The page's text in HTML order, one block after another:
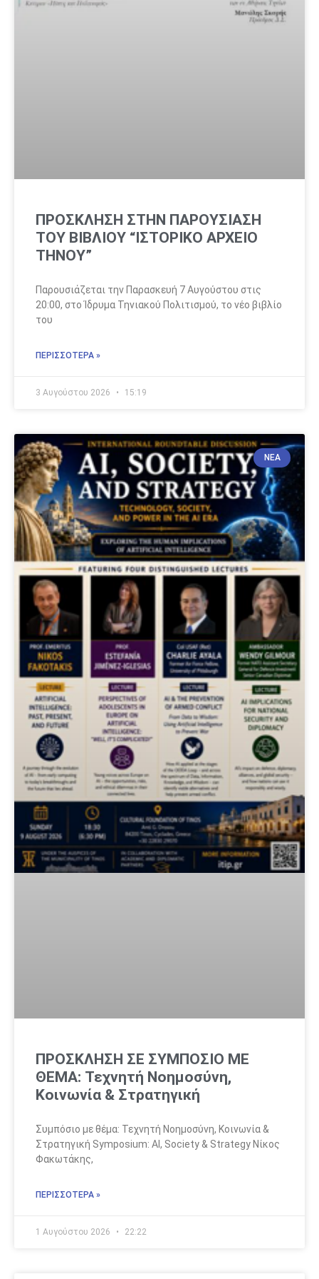
ΠΡΟΣΚΛΗΣΗ ΣΤΗΝ ΠΑΡΟΥΣΙΑΣΗ
ΤΟΥ ΒΙΒΛΙΟΥ “ΙΣΤΟΡΙΚΟ ΑΡΧΕΙΟ
ΤΗΝΟΥ”
Παρουσιάζεται την Παρασκευή 7 Αυγούστου στις
20:00, στο Ίδρυμα Τηνιακού Πολιτισμού, το νέο βιβλίο
του
ΠΕΡΙΣΣΌΤΕΡΑ »
3 Αυγούστου 2026 15:19
ΝΈΑ
ΠΡΟΣΚΛΗΣΗ ΣΕ ΣΥΜΠΟΣΙΟ ΜΕ
ΘΕΜΑ: Τεχνητή Νοημοσύνη,
Κοινωνία & Στρατηγική
Συμπόσιο με θέμα: Τεχνητή Νοημοσύνη, Κοινωνία &
Στρατηγική Symposium: AI, Society & Strategy Νίκος
Φακωτάκης,
ΠΕΡΙΣΣΌΤΕΡΑ »
1 Αυγούστου 2026 22:22